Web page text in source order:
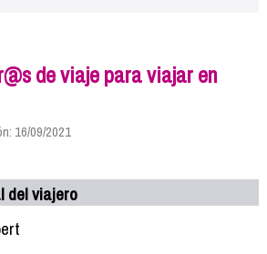
de viaje para viajar en
16/09/2021
del viajero